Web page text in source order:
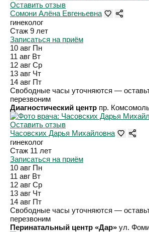
Оставить отзыв
Сомони Алёна Евгеньевна
гинеколог
Стаж 9 лет
Записаться на приём
10 авг Пн
11 авг Вт
12 авг Ср
13 авг Чт
14 авг Пт
Свободные часы уточняются —
перезвоним
Диагностический центр пр.
Оставить отзыв
Часовских Дарья Михайловна
гинеколог
Стаж 11 лет
Записаться на приём
10 авг Пн
11 авг Вт
12 авг Ср
13 авг Чт
14 авг Пт
Свободные часы уточняются —
перезвоним
Перинатальный центр «Дар» ул.